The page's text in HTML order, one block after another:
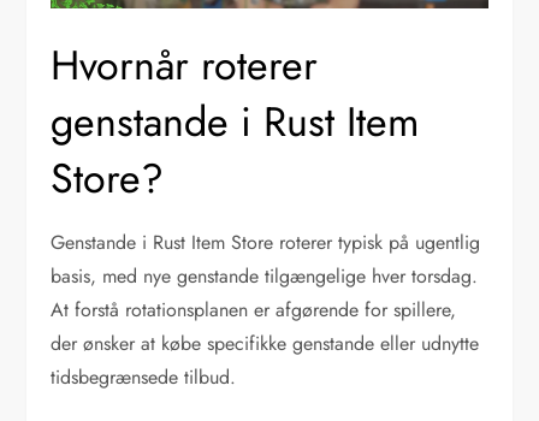
Hvornår roterer
genstande i Rust Item
Store?
Genstande i Rust Item Store roterer typisk på ugentlig
basis, med nye genstande tilgængelige hver torsdag.
At forstå rotationsplanen er afgørende for spillere,
der ønsker at købe specifikke genstande eller udnytte
tidsbegrænsede tilbud.